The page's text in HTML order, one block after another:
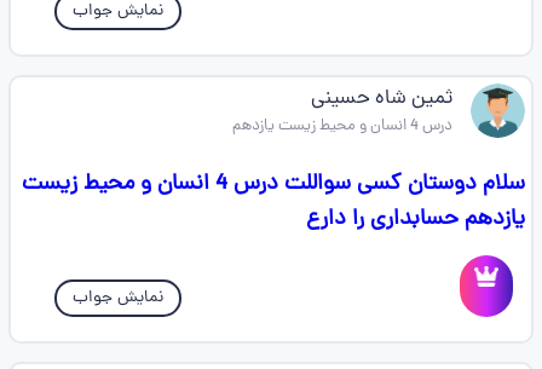
نمایش جواب
ثمین شاه حسینی
درس 4 انسان و محیط زیست یازدهم
سلام دوستان کسی سواللت درس 4 انسان و محیط زیست
یازدهم حسابداری را دارع
نمایش جواب